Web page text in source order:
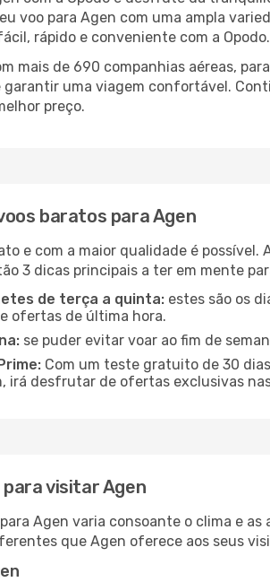
voo para Agen com uma ampla
rápido e conveniente com a Opodo.
mais de 690 companhias aéreas,
garantir uma viagem confortável.
preço.
baratos para Agen
e com a maior qualidade é
3 dicas principais a ter em mente
de terça a quinta: estes são os
ofertas de última hora.
se puder evitar voar ao fim de
Com um teste gratuito de 30
irá desfrutar de ofertas exclusivas
para visitar Agen
Agen varia consoante o clima e
que Agen oferece aos seus